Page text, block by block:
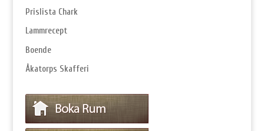
Prislista Chark
Lammrecept
Boende
Åkatorps Skafferi